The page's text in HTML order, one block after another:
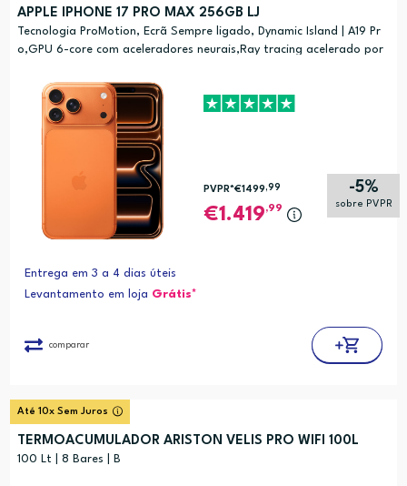
APPLE IPHONE 17 PRO MAX 256GB LJ
Tecnologia ProMotion, Ecrã Sempre ligado, Dynamic Island | A19 Pr
o,GPU 6-core com aceleradores neurais,Ray tracing acelerado por
-5%
sobre PVPR
PVPR*€1499,99
1.419,99
Entrega em 3 a 4 dias úteis
Levantamento em loja Grátis*
comparar
Até 10x Sem Juros
TERMOACUMULADOR ARISTON VELIS PRO WIFI 100L
100 Lt | 8 Bares | B